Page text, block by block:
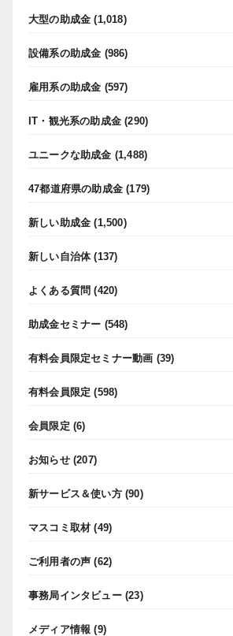
大型の助成金 (1,018)
設備系の助成金 (986)
雇用系の助成金 (597)
IT・観光系の助成金 (290)
ユニークな助成金 (1,488)
47都道府県の助成金 (179)
新しい助成金 (1,500)
新しい自治体(137)
よくある質問 (420)
助成金セミナー (548)
有料会員限定セミナー動画 (39)
有料会員限定 (598)
会員限定 (6)
お知らせ(207)
新サービス＆使い方(90)
マスコミ取材 (49)
ご利用者の声 (62)
事務局インタビュー(23)
メディア情報 (9)